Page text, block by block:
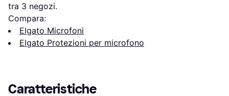
tra 3 negozi.
Compara:
Elgato Microfoni
Elgato Protezioni per microfono
Caratteristiche